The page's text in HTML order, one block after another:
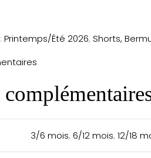
Printemps/Été 2026, Shorts,
3/6 mois, 6/12 mois, 12/18